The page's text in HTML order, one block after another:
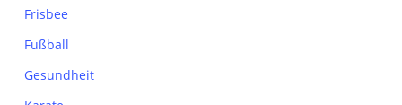
Frisbee
Fußball
Gesundheit